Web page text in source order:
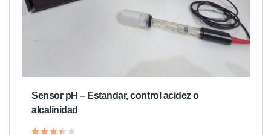
Sensor pH – Estandar, control acidez o
alcalinidad